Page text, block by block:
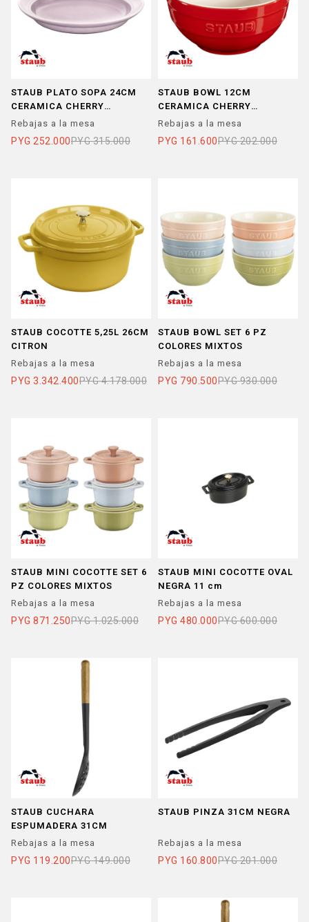
STAUB PLATO SOPA 24CM
CERAMICA CHERRY
BLOSSOM
Rebajas a la mesa
PYG 252.000PYG 315.000
STAUB BOWL 12CM
CERAMICA CHERRY
BLOSSOM
Rebajas a la mesa
PYG 161.600PYG 202.000
STAUB COCOTTE 5,25L 26CM
CITRON
Rebajas a la mesa
PYG 3.342.400PYG 4.178.000
STAUB BOWL SET 6 PZ
COLORES MIXTOS
Rebajas a la mesa
PYG 790.500PYG 930.000
STAUB MINI COCOTTE SET 6
PZ COLORES MIXTOS
Rebajas a la mesa
PYG 871.250PYG 1.025.000
STAUB MINI COCOTTE OVAL
NEGRA 11 cm
Rebajas a la mesa
PYG 480.000PYG 600.000
STAUB CUCHARA
ESPUMADERA 31CM
Rebajas a la mesa
PYG 119.200PYG 149.000
STAUB PINZA 31CM NEGRA
Rebajas a la mesa
PYG 160.800PYG 201.000